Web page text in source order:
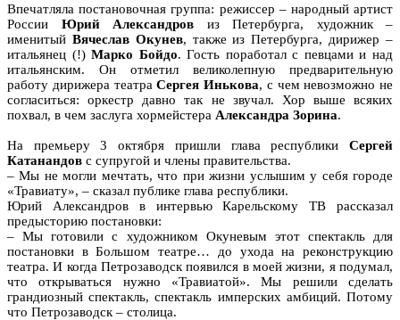
Впечатляла постановочная группа: режиссер – народный артист
России Юрий Александров из Петербурга, художник –
именитый Вячеслав Окунев, также из Петербурга, дирижер –
итальянец (!)Марко Бойдо. Гость поработал с певцами и над
итальянским. Он отметил великолепную предварительную
работу дирижера театраСергея Инькова, с чем невозможно не
согласиться: оркестр давно так не звучал. Хор выше всяких
похвал, в чем заслуга хормейстера Александра Зорина.
На премьеру 3 октября пришли глава республики Сергей
Катанандов с супругой и члены правительства.
– Мы не могли мечтать, что при жизни услышим у себя городе
«Травиату», – сказал публике глава республики.
Юрий Александров в интервью Карельскому ТВ рассказал
предысторию постановки:
– Мы готовили с художником Окуневым этот спектакль для
постановки в Большом театре… до ухода на реконструкцию
театра. И когда Петрозаводск появился в моей жизни, я подумал,
что открываться нужно «Травиатой». Мы решили сделать
грандиозный спектакль, спектакль имперских амбиций. Потому
что Петрозаводск – столица.